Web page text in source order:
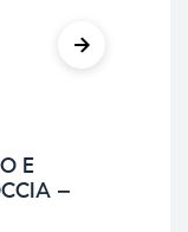
E
–